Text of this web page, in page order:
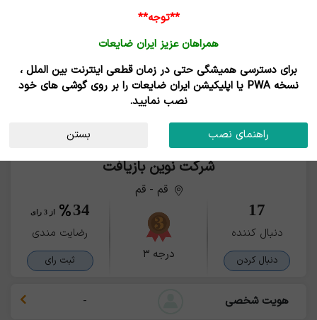
شرکت نوین بازیافت
قم - قم
17
دنبال کننده
دنبال کردن درجه ۳
34 از 3 رای
رضایت مندی
ثبت رای
هویت شخصی -
**توجه**
همراهان عزیز ایران ضایعات
برای دسترسی همیشگی حتی در زمان قطعی اینترنت بین الملل ،
نسخه PWA یا اپلیکیشن ایران ضایعات را بر روی گوشی های خود
نصب نمایید.
راهنمای نصب بستن